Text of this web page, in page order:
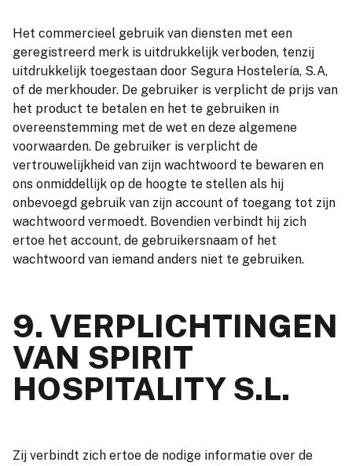
Het commercieel gebruik van diensten met een
geregistreerd merk is uitdrukkelijk verboden, tenzij
uitdrukkelijk toegestaan door Segura Hostelería, S.A,
of de merkhouder. De gebruiker is verplicht de prijs van
het product te betalen en het te gebruiken in
overeenstemming met de wet en deze algemene
voorwaarden. De gebruiker is verplicht de
vertrouwelijkheid van zijn wachtwoord te bewaren en
ons onmiddellijk op de hoogte te stellen als hij
onbevoegd gebruik van zijn account of toegang tot zijn
wachtwoord vermoedt. Bovendien verbindt hij zich
ertoe het account, de gebruikersnaam of het
wachtwoord van iemand anders niet te gebruiken.
9. VERPLICHTINGEN
VAN SPIRIT
HOSPITALITY S.L.
Zij verbindt zich ertoe de nodige informatie over de